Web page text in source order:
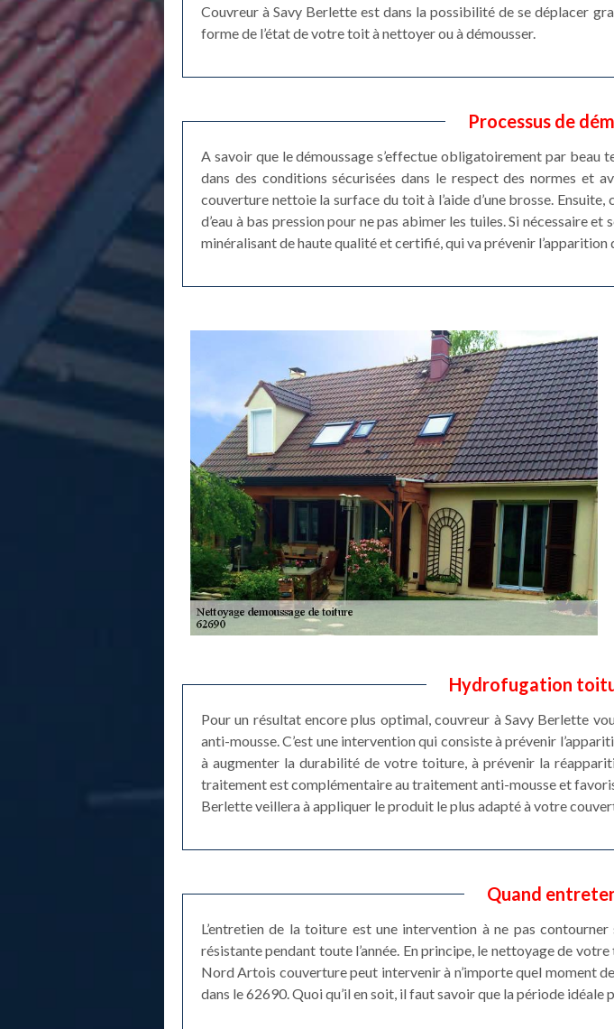
Couvreur à Savy Berlette est dans la possibilité de se déplacer
forme de l’état de votre toit à nettoyer ou à démousser.
Processus de
A savoir que le démoussage s’effectue obligatoirement par beau
dans des conditions sécurisées dans le respect des normes et
couverture nettoie la surface du toit à l’aide d’une brosse.
d’eau à bas pression pour ne pas abimer les tuiles. Si nécessaire
minéralisant de haute qualité et certifié, qui va prévenir l’apparition
Hydrofugation
Pour un résultat encore plus optimal, couvreur à Savy Berlette
anti-mousse. C’est une intervention qui consiste à prévenir
à augmenter la durabilité de votre toiture, à prévenir la
traitement est complémentaire au traitement anti-mousse et
Berlette veillera à appliquer le produit le plus adapté à votre
Quand
L’entretien de la toiture est une intervention à ne pas
résistante pendant toute l’année. En principe, le nettoyage de
Nord Artois couverture peut intervenir à n’importe quel moment
dans le 62690. Quoi qu’il en soit, il faut savoir que la période